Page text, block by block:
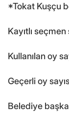
*Tokat Kuşçu
Kayıtlı seçmen
Kullanılan oy
Geçerli oy
Belediye